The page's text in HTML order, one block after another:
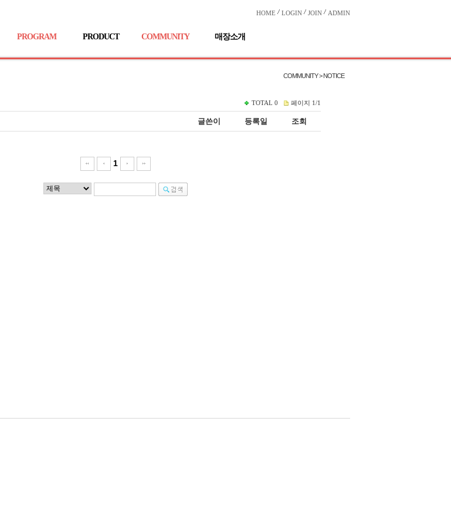
HOME LOGIN JOIN ADMIN
PROGRAM PRODUCT COMMUNITY 매장소개
COMMUNITY > NOTICE
TOTAL 0 페이지 1/1
글쓴이 등록일 조회
1